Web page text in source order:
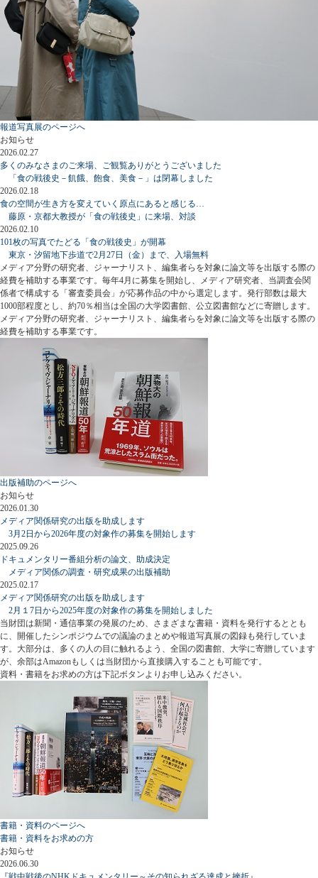
報道写真展のページへ
お知らせ
2026.02.27
多くのみなさまのご来場、ご観覧ありがとうございました
「食の戦後史－飢餓、飽食、美食－」は閉幕しました
2026.02.18
食の空間が生き方を変えていく原点にあると感じる…
藤原・京都大教授が「食の戦後史」に来場、対談
2026.02.10
101枚の写真でたどる「食の戦後史」が開幕
東京・汐留地下歩道で2月27日（金）まで、入場無料
メディア分野の研究者、ジャーナリスト、編集者らを対象に論文等を出版する際の
経費を補助する事業です。毎年4月に募集を開始し、メディア研究者、当調査会関
係者で構成する「審査委員会」が応募作品の中から選定します。発行部数は最大
1000部程度とし、約70％相当は全国の大学図書館、公立図書館などに寄贈します。
メディア分野の研究者、ジャーナリスト、編集者らを対象に論文等を出版する際の
経費を補助する事業です。
出版補助のページへ
お知らせ
2026.01.30
メディア関係研究の出版を助成します
3月2日から2026年度の対象作の募集を開始します
2025.09.26
ドキュメンタリー番組分析の論文、助成決定
メディア関係の調査・研究成果の出版補助
2025.02.17
メディア関係研究の出版を助成します
2月１7日から2025年度の対象作の募集を開始しました
当財団は新聞・通信事業の発展のため、さまざまな書籍・資料を発行するととも
に、開催したシンポジウムでの議論のまとめや報道写真展の図録も発行していま
す。大部分は、多くの人の目に触れるよう、全国の図書館、大学に寄贈しています
が、余部はAmazonもしくは当財団から直接購入することも可能です。
資料・書籍をお求めの方は下記ボタンよりお申し込みください。
書籍・資料のページへ
書籍・資料をお求めの方
お知らせ
2026.06.30